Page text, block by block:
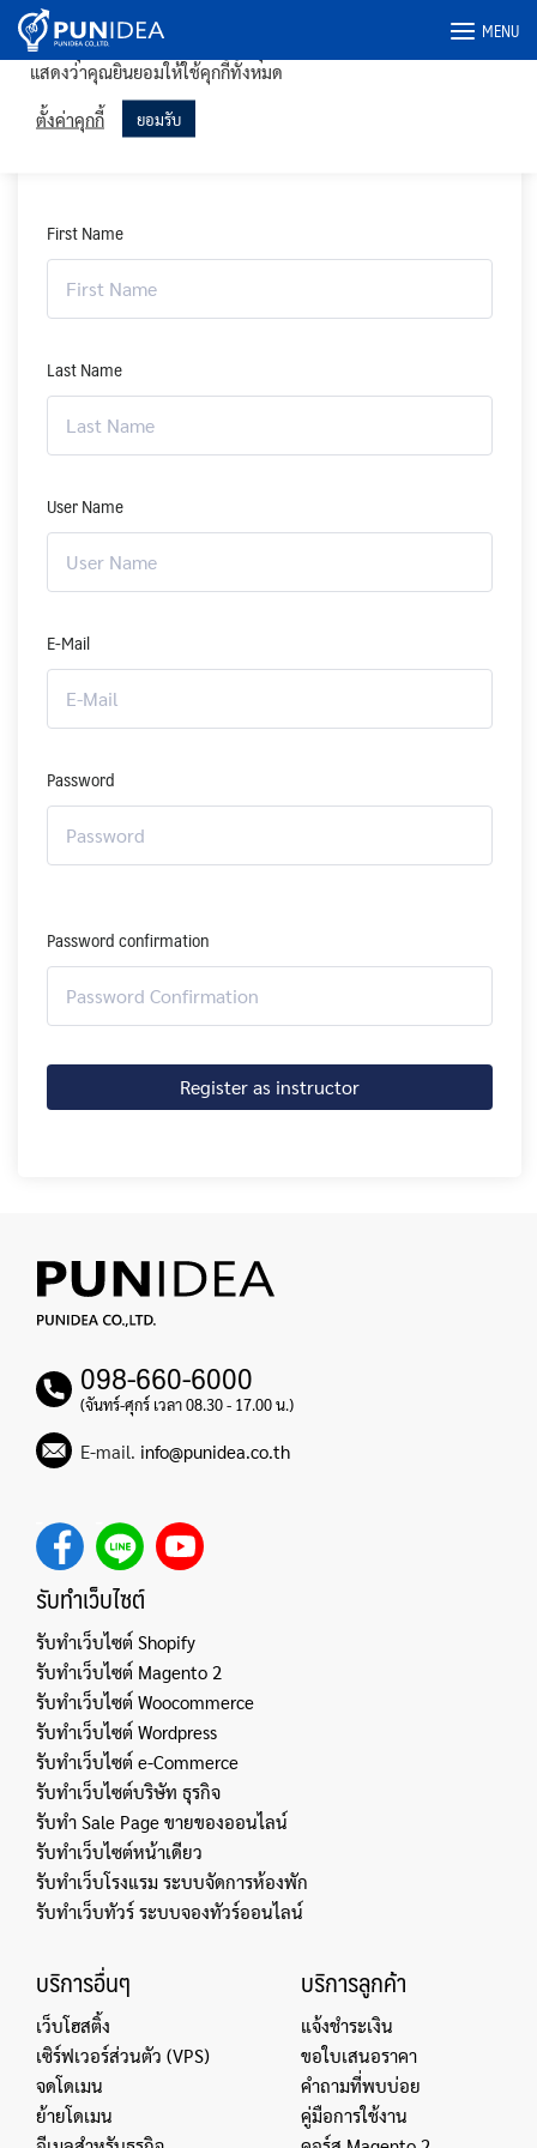
Skip
content
MENU
ลงทะเบียนผู้สอน
First Name
Last Name
User Name
E-Mail
Password
Password confirmation
Register as instructor
098-660-6000
(จันทร์-ศุกร์ เวลา 08.30 - 17.00 น.)
E-mail. info@punidea.co.th
รับทำเว็บไซต์
รับทำเว็บไซต์ Shopify
รับทำเว็บไซต์ Magento 2
รับทำเว็บไซต์ Woocommerce
รับทำเว็บไซต์ Wordpress
รับทำเว็บไซต์ e-Commerce
รับทำเว็บไซต์บริษัท ธุรกิจ
รับทำ Sale Page ขายของออนไลน์
รับทำเว็บไซต์หน้าเดียว
รับทำเว็บโรงแรม ระบบจัดการห้องพัก
รับทำเว็บทัวร์ ระบบจองทัวร์ออนไลน์
บริการอื่นๆ
เว็บโฮสติ้ง
เซิร์ฟเวอร์ส่วนตัว (VPS)
จดโดเมน
ย้ายโดเมน
บริการลูกค้า
แจ้งชำระเงิน
ขอใบเสนอราคา
คำถามที่พบบ่อย
คู่มือการใช้งาน
เราใช้คุกกี้ในเว็บไซต์ของเราเพื่อให้คุณได้รับประสบการณ์ที่เกี่ยวข้อง
มากที่สุดโดยจดจำการตั้งค่าของคุณและเข้าชมซ้ำ การคลิก "ยอมรับ"
แสดงว่าคุณยินยอมให้ใช้คุกกี้ทั้งหมด
ตั้งค่าคุกกี้ ยอมรับ